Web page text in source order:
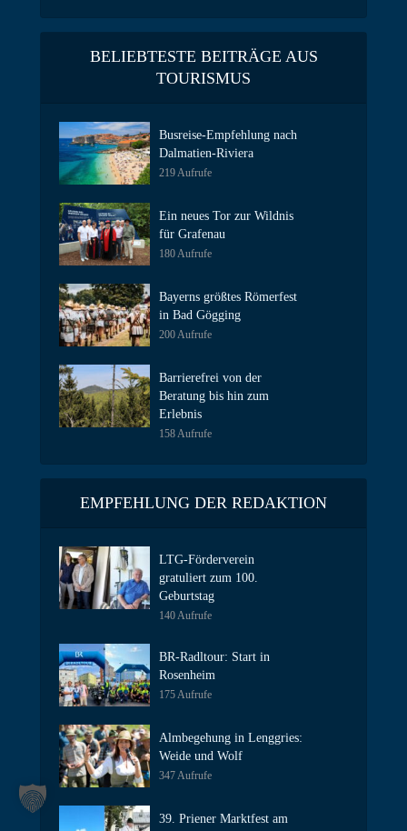
BELIEBTESTE BEITRÄGE AUS
TOURISMUS
Busreise-Empfehlung nach
Dalmatien-Riviera
219 Aufrufe
Ein neues Tor zur Wildnis
für Grafenau
180 Aufrufe
Bayerns größtes Römerfest
in Bad Gögging
200 Aufrufe
Barrierefrei von der
Beratung bis hin zum
Erlebnis
158 Aufrufe
EMPFEHLUNG DER REDAKTION
LTG-Förderverein
gratuliert zum 100.
Geburtstag
140 Aufrufe
BR-Radltour: Start in
Rosenheim
175 Aufrufe
Almbegehung in Lenggries:
Weide und Wolf
347 Aufrufe
39. Priener Marktfest am